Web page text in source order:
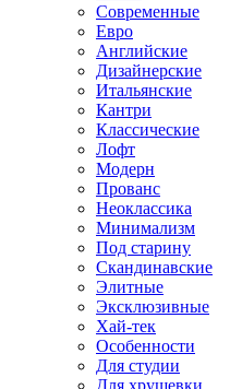
Современные
Евро
Английские
Дизайнерские
Итальянские
Кантри
Классические
Лофт
Модерн
Прованс
Неоклассика
Минимализм
Под старину
Скандинавские
Элитные
Эксклюзивные
Хай-тек
Особенности
Для студии
Для хрущевки